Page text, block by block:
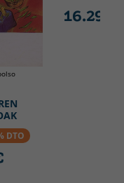
DTO
16.29 €